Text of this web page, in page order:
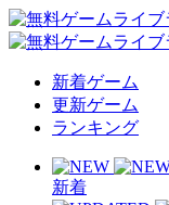
新着ゲーム
更新ゲーム
ランキング
新着